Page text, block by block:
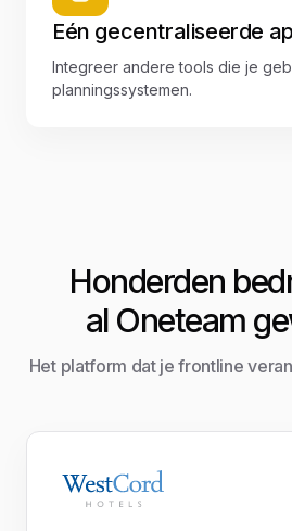
Eén gecentraliseerde
Integreer andere tools die je
planningssystemen.
Honderden
al Oneteam
Het platform dat je frontline